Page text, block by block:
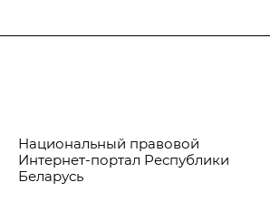
Национальный правовой
Интернет-портал Республики
Беларусь